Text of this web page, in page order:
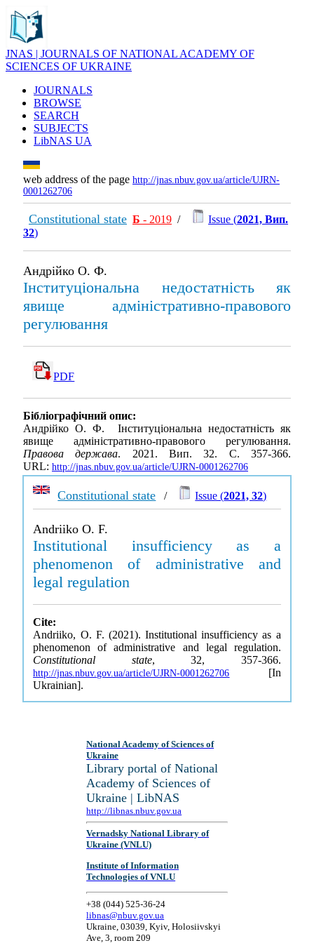
JNAS | JOURNALS OF NATIONAL ACADEMY OF
SCIENCES OF UKRAINE
JOURNALS
BROWSE
SEARCH
SUBJECTS
LibNAS UA
web address of the page http://jnas.nbuv.gov.ua/article/UJRN-
0001262706
Constitutional state Б - 2019 / Issue (2021, Вип.
32)
Андрійко О. Ф.
Інституціональна недостатність як
явище адміністративно-правового
регулювання
PDF
Бібліографічний опис:
Андрійко О. Ф. Інституціональна недостатність як
явище адміністративно-правового регулювання.
Правова держава. 2021. Вип. 32. С. 357-366.
URL: http://jnas.nbuv.gov.ua/article/UJRN-0001262706
Constitutional state / Issue (2021, 32)
Andriiko O. F.
Institutional insufficiency as a
phenomenon of administrative and
legal regulation
Cite:
Andriiko, O. F. (2021). Institutional insufficiency as a
phenomenon of administrative and legal regulation.
Constitutional state, 32, 357-366.
http://jnas.nbuv.gov.ua/article/UJRN-0001262706 [In
Ukrainian].
National Academy of Sciences of
Ukraine
Library portal of National
Academy of Sciences of
Ukraine | LibNAS
http://libnas.nbuv.gov.ua
Vernadsky National Library of
Ukraine (VNLU)
Institute of Information
Technologies of VNLU
+38 (044) 525-36-24
libnas@nbuv.gov.ua
Ukraine, 03039, Kyiv, Holosiivskyi
Ave, 3, room 209